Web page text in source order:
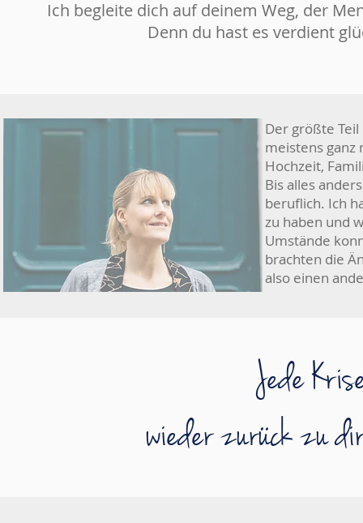
Ich begleite dich auf deinem Weg, der
Denn du hast es verdient
Der größte
meistens ganz
Hochzeit,
Bis alles
beruflich. Ich
zu haben und
Umstände
brachten die
also einen
Jede
wieder zurück zu